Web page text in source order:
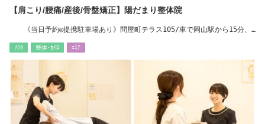
【肩こり/腰痛/産後/骨盤矯正】陽だまり整体院
《当日予約◎提携駐車場あり》問屋町テラス105/車で岡山駅から15分、
ﾘﾗｸ 整体･ｶｲﾛ ｴｽﾃ